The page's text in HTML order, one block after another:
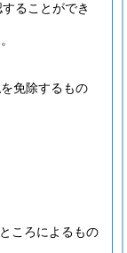
ることができ
免除するもの
ころによるもの